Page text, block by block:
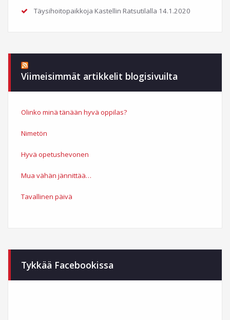
Täysihoitopaikkoja Kastellin Ratsutilalla 14.1.2020
Viimeisimmät artikkelit blogisivuilta
Olinko minä tänään hyvä oppilas?
Nimetön
Hyvä opetushevonen
Mua vähän jännittää…
Tavallinen päivä
Tykkää Facebookissa